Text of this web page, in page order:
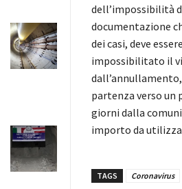
dell’impossibilità
documentazione
dei casi, deve
impossibilitato il
partenza verso un
giorni dalla
importo da
TAGS Coronavirus